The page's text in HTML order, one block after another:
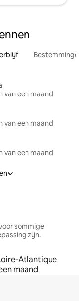
van een maand
van een maand
van een maand
sommige
zijn.
Atlantique
maand